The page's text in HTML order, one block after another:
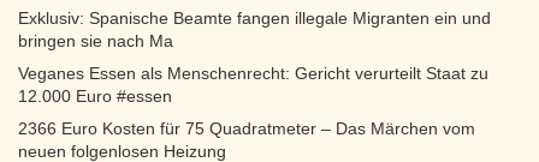
Exklusiv: Spanische Beamte fangen illegale Migranten ein und
bringen sie nach Ma
Veganes Essen als Menschenrecht: Gericht verurteilt Staat zu
12.000 Euro #essen
2366 Euro Kosten für 75 Quadratmeter – Das Märchen vom
neuen folgenlosen Heizung